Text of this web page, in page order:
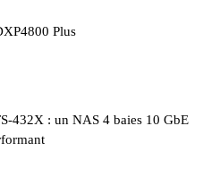
Plus
432X : un NAS 4 baies 10 GbE